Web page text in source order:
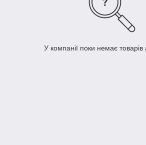
У компанії поки немає товарів